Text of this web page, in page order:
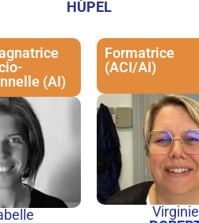
HUPEL
(AI)
Formatrice
(ACI/AI)
Virginie